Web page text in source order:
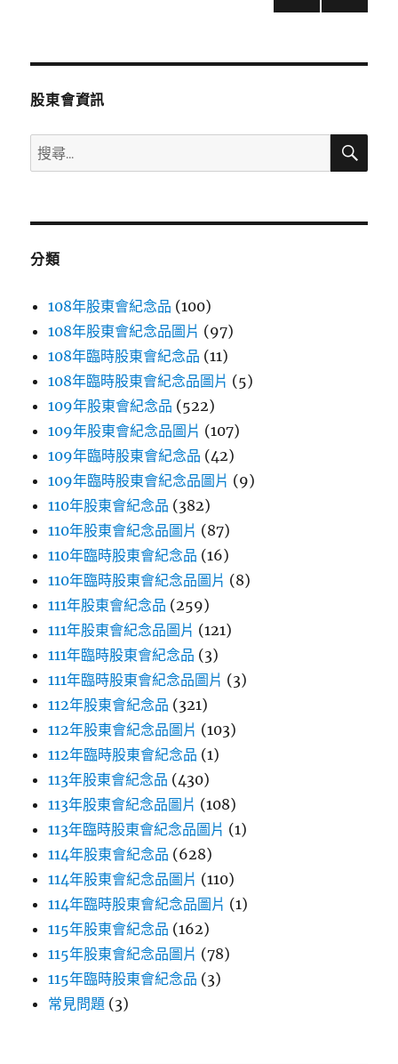
分
股東會資訊
搜
尋
鍵
搜
分類
108年股東會紀念品 (100)
108年股東會紀念品圖片 (97)
108年臨時股東會紀念品 (11)
108年臨時股東會紀念品圖片 (5)
109年股東會紀念品 (522)
109年股東會紀念品圖片 (107)
109年臨時股東會紀念品 (42)
109年臨時股東會紀念品圖片 (9)
110年股東會紀念品 (382)
110年股東會紀念品圖片 (87)
110年臨時股東會紀念品 (16)
110年臨時股東會紀念品圖片 (8)
111年股東會紀念品 (259)
111年股東會紀念品圖片 (121)
111年臨時股東會紀念品 (3)
111年臨時股東會紀念品圖片 (3)
112年股東會紀念品 (321)
112年股東會紀念品圖片 (103)
112年臨時股東會紀念品 (1)
113年股東會紀念品 (430)
113年股東會紀念品圖片 (108)
113年臨時股東會紀念品圖片 (1)
114年股東會紀念品 (628)
114年股東會紀念品圖片 (110)
114年臨時股東會紀念品圖片 (1)
115年股東會紀念品 (162)
115年股東會紀念品圖片 (78)
115年臨時股東會紀念品 (3)
常見問題 (3)